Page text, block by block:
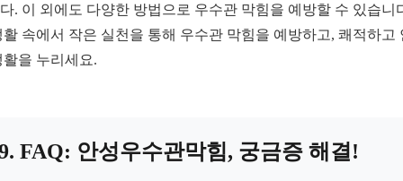
. 이 외에도 다양한 방법으로 우수관 막힘을 예방할 수 있습니
활 속에서 작은 실천을 통해 우수관 막힘을 예방하고, 쾌적하고
활을 누리세요.
FAQ: 안성우수관막힘, 궁금증 해결!